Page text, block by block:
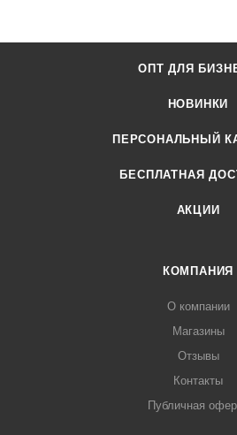
ОПТ ДЛЯ
НОВИНКИ
ПЕРСОНАЛЬНЫЙ
БЕСПЛАТНАЯ
АКЦИИ
КОМПАНИЯ
О компании
Магазины
Отзывы
Контакты
Публичная